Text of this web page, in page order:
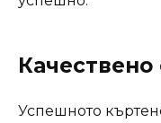
Успешното